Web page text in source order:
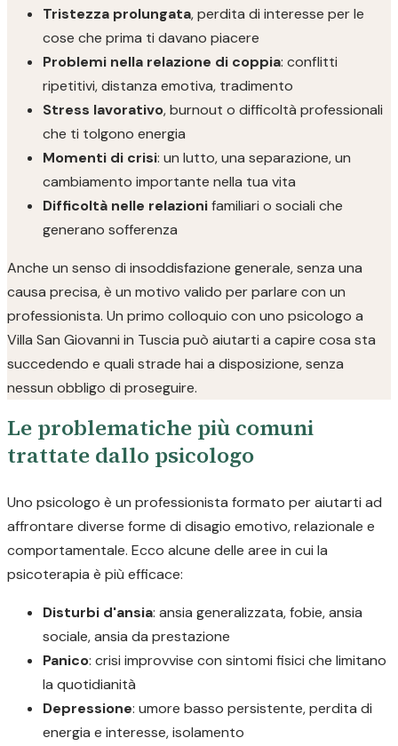
Tristezza prolungata, perdita di interesse per le
cose che prima ti davano piacere
Problemi nella relazione di coppia: conflitti
ripetitivi, distanza emotiva, tradimento
Stress lavorativo, burnout o difficoltà professionali
che ti tolgono energia
Momenti di crisi: un lutto, una separazione, un
cambiamento importante nella tua vita
Difficoltà nelle relazionifamiliari o sociali che
generano sofferenza
Anche un senso di insoddisfazione generale, senza una
causa precisa, è un motivo valido per parlare con un
professionista. Un primo colloquio con uno psicologo a
Villa San Giovanni in Tuscia può aiutarti a capire cosa sta
succedendo e quali strade hai a disposizione, senza
nessun obbligo di proseguire.
Le problematiche più comuni
trattate dallo psicologo
Uno psicologo è un professionista formato per aiutarti ad
affrontare diverse forme di disagio emotivo, relazionale e
comportamentale. Ecco alcune delle aree in cui la
psicoterapia è più efficace:
Disturbi d'ansia: ansia generalizzata, fobie, ansia
sociale, ansia da prestazione
Panico: crisi improvvise con sintomi fisici che limitano
la quotidianità
Depressione: umore basso persistente, perdita di
energia e interesse, isolamento